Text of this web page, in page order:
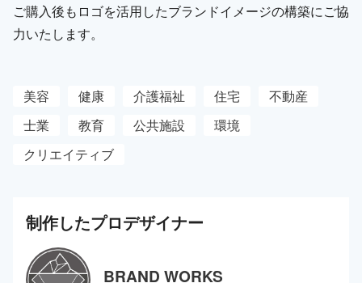
ご購入後もロゴを活用したブランドイメージの構築にご協
力いたします。
美容 健康 介護福祉 住宅
不動産
士業
教育 公共施設
環境
クリエイティブ
制作したプロデザイナー
BRAND WORKS